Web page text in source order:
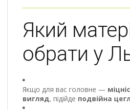
Який
обрати у
Якщо для вас головне —
вигляд, підійде подвійна